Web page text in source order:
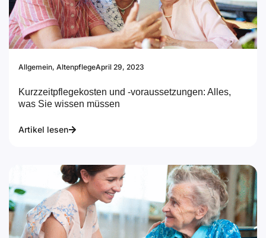
Allgemein, AltenpflegeApril 29, 2023
Kurzzeitpflegekosten und -voraussetzungen: Alles,
was Sie wissen müssen
Artikel lesen